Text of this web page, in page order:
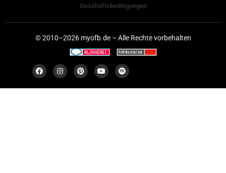
Geschäftsbedingungen
© 2010–2026 myofb.de – Alle Rechte vorbehalten